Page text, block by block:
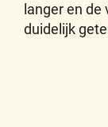
langer en
duidelijk